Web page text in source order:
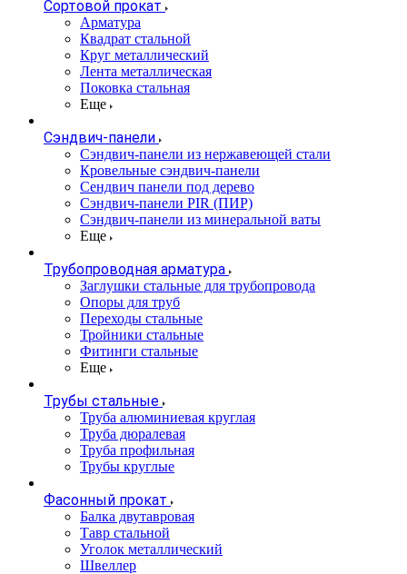
Сортовой прокат
Арматура
Квадрат стальной
Круг металлический
Лента металлическая
Поковка стальная
Еще
Сэндвич-панели
Cэндвич-панели из нержавеющей стали
Кровельные сэндвич-панели
Сендвич панели под дерево
Сэндвич-панели PIR (ПИР)
Сэндвич-панели из минеральной ваты
Еще
Трубопроводная арматура
Заглушки стальные для трубопровода
Опоры для труб
Переходы стальные
Тройники стальные
Фитинги стальные
Еще
Трубы стальные
Труба алюминиевая круглая
Труба дюралевая
Труба профильная
Трубы круглые
Фасонный прокат
Балка двутавровая
Тавр стальной
Уголок металлический
Швеллер